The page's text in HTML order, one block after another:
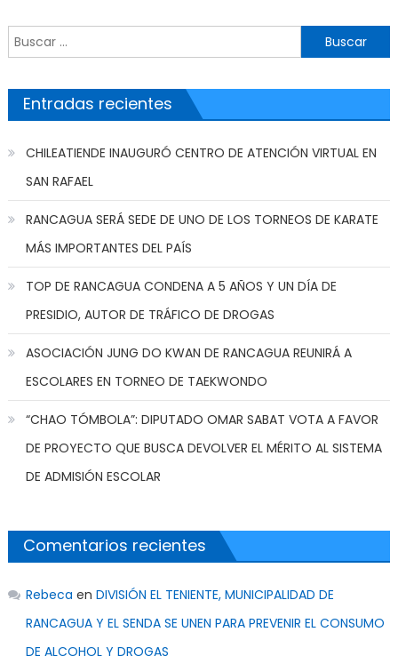
Buscar por:
Entradas recientes
CHILEATIENDE INAUGURÓ CENTRO DE ATENCIÓN VIRTUAL EN
SAN RAFAEL
RANCAGUA SERÁ SEDE DE UNO DE LOS TORNEOS DE KARATE
MÁS IMPORTANTES DEL PAÍS
TOP DE RANCAGUA CONDENA A 5 AÑOS Y UN DÍA DE
PRESIDIO, AUTOR DE TRÁFICO DE DROGAS
ASOCIACIÓN JUNG DO KWAN DE RANCAGUA REUNIRÁ A
ESCOLARES EN TORNEO DE TAEKWONDO
“CHAO TÓMBOLA”: DIPUTADO OMAR SABAT VOTA A FAVOR
DE PROYECTO QUE BUSCA DEVOLVER EL MÉRITO AL SISTEMA
DE ADMISIÓN ESCOLAR
Comentarios recientes
Rebeca en DIVISIÓN EL TENIENTE, MUNICIPALIDAD DE
RANCAGUA Y EL SENDA SE UNEN PARA PREVENIR EL CONSUMO
DE ALCOHOL Y DROGAS